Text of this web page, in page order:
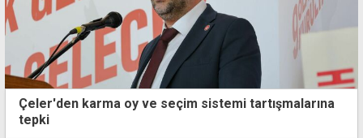
Çeler'den karma oy ve seçim sistemi tartışmalarına
tepki